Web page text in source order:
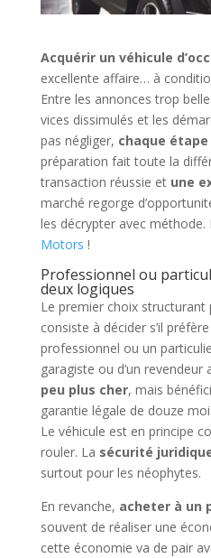
Acquérir un véhicule
excellente affaire… à
Entre les annonces trop
vices dissimulés et les
pas négliger, chaque
préparation fait toute la
transaction réussie et une
marché regorge
les décrypter avec méthode.
Motors !
Professionnel ou
deux logiques
Le premier choix
consiste à décider s’il
professionnel ou un
garagiste ou d’un revendeur
peu plus cher, mais
garantie légale de douze
Le véhicule est en principe
rouler. La sécurité
surtout pour les néophytes.
En revanche, acheter à un
souvent de réaliser une
cette économie va de pair